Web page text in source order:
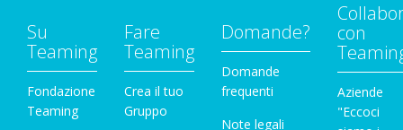
Su
Teaming
Fondazione
Teaming
Fare
Teaming
Crea il tuo
Gruppo
Domande?
Domande
frequenti
Note legali
con
Aziende
"Eccoci